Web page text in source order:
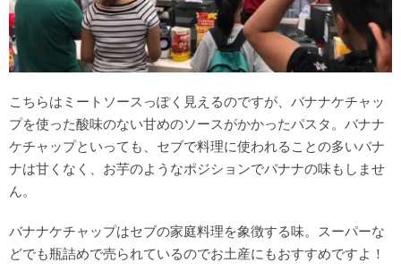
こちらはミートソースっぽく見えるのですが、バナナケチャッ
プを使った酸味のない甘めのソースがかかったパスタ。バナナ
ケチャップといっても、セブで料理に使われることの多いバナ
ナは甘くなく、お芋のようなポジションでバナナの味もしませ
ん。
バナナケチャップはセブの家庭料理を象徴する味。スーパーな
どでも瓶詰めで売られているのでお土産にもおすすめですよ！